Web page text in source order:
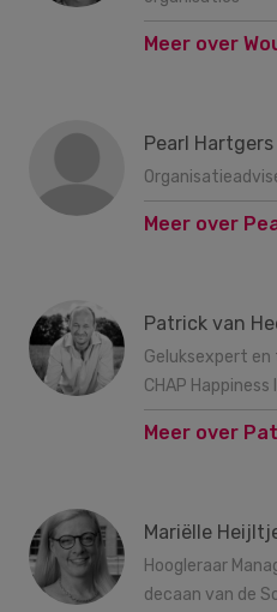
Meer over
Pearl Hartgers
Meer over
Patrick van
Geluksexpert
CHAP
Meer over
Mariëlle
Hoogleraar
decaan van de